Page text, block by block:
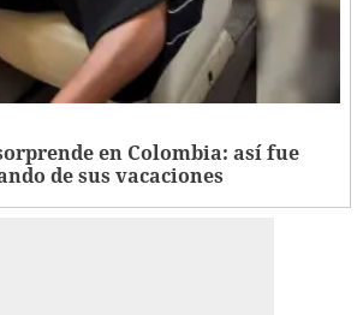
en Colombia: así fue
de sus vacaciones